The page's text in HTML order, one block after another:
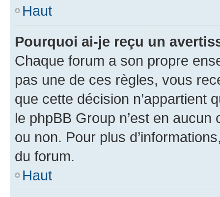
Haut
Pourquoi ai-je reçu un
Chaque forum a son propre
pas une de ces règles, vous
que cette décision n’appartient
le phpBB Group n’est en
ou non. Pour plus
du forum.
Haut